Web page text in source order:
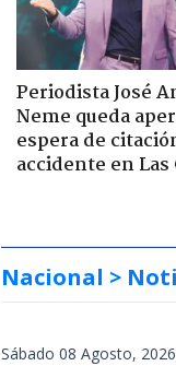
Periodista José
Neme queda
espera de
accidente en Las
Nacional >
Sábado 08 Agosto,